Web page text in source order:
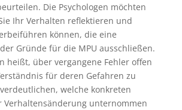
Die Psychologen möchten
Ihr Verhalten reflektieren und
können, die eine
Gründe für die MPU ausschließen.
heißt, über vergangene Fehler offen
für deren Gefahren zu
welche konkreten
Verhaltensänderung unternommen